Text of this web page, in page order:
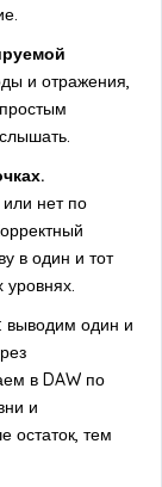
и отражения,
нет по
в один и тот
уровнях.
один и
в DAW по
и
остаток, тем